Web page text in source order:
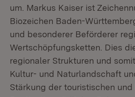
um. Markus Kaiser ist
Biozeichen Baden-
und besonderer Beförderer
Wertschöpfungsketten. Dies
regionaler Strukturen und
Kultur- und Naturlandschaft
Stärkung der touristischen